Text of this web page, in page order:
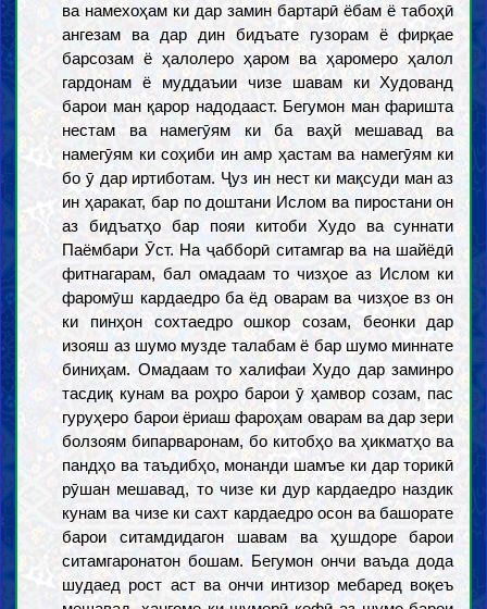
ва намехоҳам ки дар замин бартарӣ ёбам ё табоҳӣ
ангезам ва дар дин бидъате гузорам ё фирқае
барсозам ё ҳалолеро ҳаром ва ҳаромеро ҳалол
гардонам ё муддаъии чизе шавам ки Худованд
барои ман қарор надодааст. Бегумон ман фаришта
нестам ва намегӯям ки ба ваҳй мешавад ва
намегӯям ки соҳиби ин амр ҳастам ва намегӯям ки
бо ӯ дар иртиботам. Ҷуз ин нест ки мақсуди ман аз
ин ҳаракат, бар по доштани Ислом ва пиростани он
аз бидъатҳо бар пояи китоби Худо ва суннати
Паёмбари Ӯст. На ҷабборӣ ситамгар ва на шайёдӣ
фитнагарам, бал омадаам то чизҳое аз Ислом ки
фаромӯш кардаедро ба ёд оварам ва чизҳое вз он
ки пинҳон сохтаедро ошкор созам, беонки дар
изояш аз шумо музде талабам ё бар шумо миннате
биниҳам. Омадаам то халифаи Худо дар заминро
тасдиқ кунам ва роҳро барои ӯ ҳамвор созам, пас
гуруҳеро барои ёриаш фароҳам оварам ва дар зери
болзоям бипарваронам, бо китобҳо ва ҳикматҳо ва
пандҳо ва таъдибҳо, монанди шамъе ки дар торикӣ
рӯшан мешавад, то чизе ки дур кардаедро наздик
кунам ва чизе ки сахт кардаедро осон ва башорате
барои ситамдидагон шавам ва ҳушдоре барои
ситамгаронатон бошам. Бегумон ончи ваъда дода
шудаед рост аст ва ончи интизор мебаред воқеъ